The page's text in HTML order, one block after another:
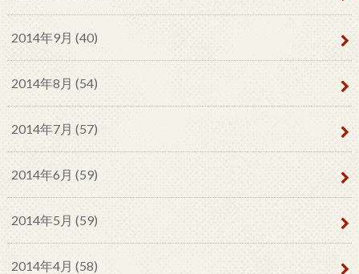
2014年9月 (40)
2014年8月 (54)
2014年7月 (57)
2014年6月 (59)
2014年5月 (59)
2014年4月 (58)